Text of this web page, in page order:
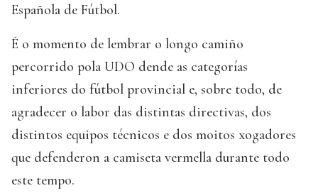
Española de Fútbol.
É o momento de lembrar o longo camiño
percorrido pola UDO dende as categorías
inferiores do fútbol provincial e, sobre todo, de
agradecer o labor das distintas directivas, dos
distintos equipos técnicos e dos moitos xogadores
que defenderon a camiseta vermella durante todo
este tempo.